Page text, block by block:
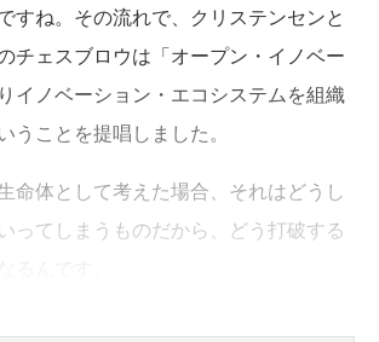
すね。その流れで、クリステンセンと
チェスブロウは「オープン・イノベー
イノベーション・エコシステムを組織
うことを提唱しました。
命体として考えた場合、それはどうし
ってしまうものだから、どう打破する